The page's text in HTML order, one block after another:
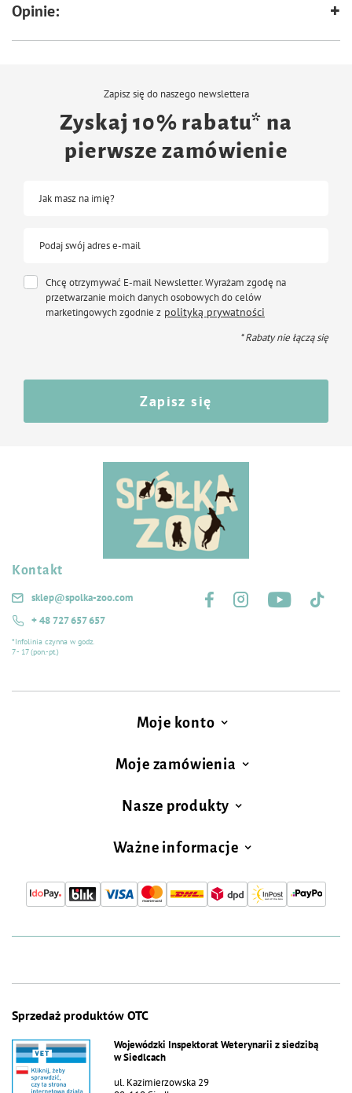
Opinie:
Zapisz się do naszego newslettera
Zyskaj 10% rabatu* na
pierwsze zamówienie
Jak masz na imię?
Podaj swój adres e-mail
Chcę otrzymywać E-mail Newsletter. Wyrażam zgodę na
przetwarzanie moich danych osobowych do celów
marketingowych zgodnie z polityką prywatności
* Rabaty nie łączą się
Zapisz się
Kontakt
sklep@spolka-zoo.com
+ 48 727 657 657
*Infolinia czynna w godz.
7 - 17 (pon.-pt.)
Moje konto
Moje zamówienia
Nasze produkty
Ważne informacje
Sprzedaż produktów OTC
Wojewódzki Inspektorat Weterynarii z siedzibą
w Siedlcach
ul. Kazimierzowska 29